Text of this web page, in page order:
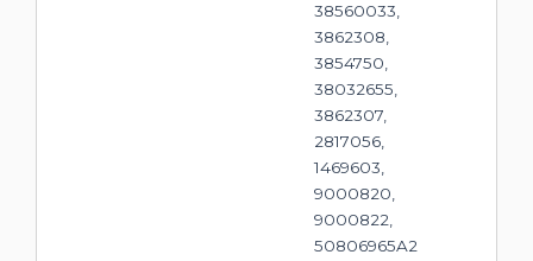
38560033,
3862308,
3854750,
38032655,
3862307,
2817056,
1469603,
9000820,
9000822,
50806965A2